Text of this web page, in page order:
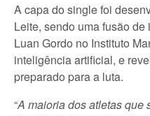
A capa do single foi
Leite, sendo uma fusão
Luan Gordo no Instituto
inteligência artificial, e
preparado para a luta.
“A maioria dos atletas que